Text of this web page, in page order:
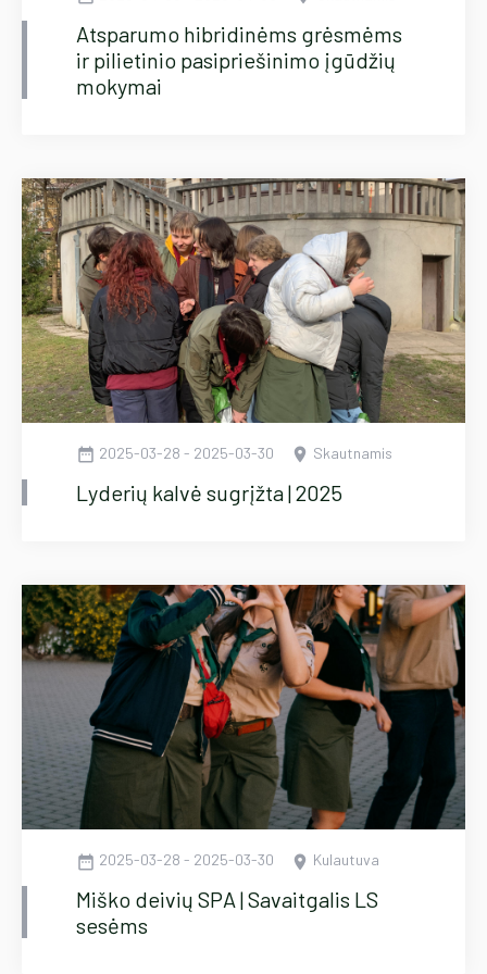
Atsparumo hibridinėms grėsmėms
ir pilietinio pasipriešinimo įgūdžių
mokymai
date_range 2025-03-28 - 2025-03-30 location_on Skautnamis
Lyderių kalvė sugrįžta | 2025
date_range 2025-03-28 - 2025-03-30 location_on Kulautuva
Miško deivių SPA | Savaitgalis LS
sesėms